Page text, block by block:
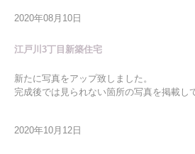
2020年08月10日
江戸川3丁目新築住宅
新たに写真をアップ致しました。
完成後では見られない箇所の写真を掲載し
2020年10月12日